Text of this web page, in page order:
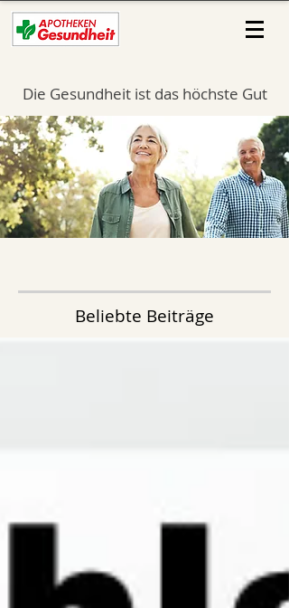
Die Gesundheit ist das höchste Gut
Beliebte Beiträge